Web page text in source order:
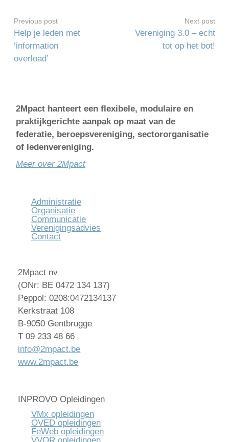
Previous post
Help je leden met
‘information
overload’
Next post
Vereniging 3.0 – echt
tot op het bot!
2Mpact hanteert een flexibele, modulaire en
praktijkgerichte aanpak op maat van de
federatie, beroepsvereniging, sectororganisatie
of ledenvereniging.
Meer over 2Mpact
Administratie
Organisatie
Communicatie
Verenigingsadvies
Contact
2Mpact nv
(ONr: BE 0472 134 137)
Peppol: 0208:0472134137
Kerkstraat 108
B-9050 Gentbrugge
T 09 233 48 66
info@2mpact.be
www.2mpact.be
INPROVO Opleidingen
VMx opleidingen
OVED opleidingen
FeWeb opleidingen